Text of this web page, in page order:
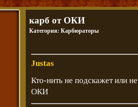
карб от ОКИ
Категория: Карбюраторы
Justas
Кто-нить не подскажет или
ОКИ